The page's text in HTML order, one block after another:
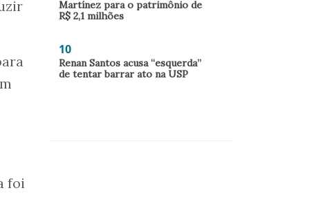
foi
Martínez para o patrimônio de
R$ 2,1 milhões
10
Renan Santos acusa “esquerda”
de tentar barrar ato na USP